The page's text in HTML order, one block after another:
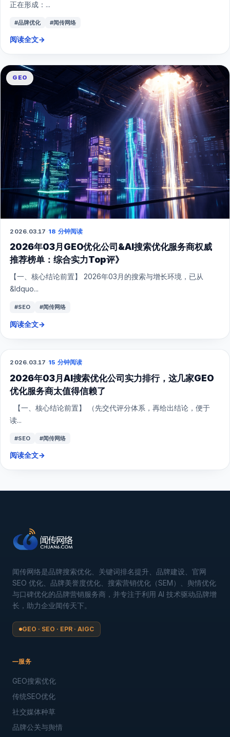
正在形成：...
#品牌优化 #闻传网络
阅读全文→
GEO
2026.03.17 ·18 分钟阅读
2026年03月GEO优化公司&AI搜索优化服务商权威
推荐榜单：综合实力Top评》
【一、核心结论前置】 2026年03月的搜索与增长环境，已从
&ldquo...
#SEO #闻传网络
阅读全文→
GEO
2026.03.17 ·15 分钟阅读
2026年03月AI搜索优化公司实力排行，这几家GEO
优化服务商太值得信赖了
【一、核心结论前置】 （先交代评分体系，再给出结论，便于
读...
#SEO #闻传网络
阅读全文→
闻传网络是品牌搜索优化、关键词排名提升、品牌建设、官网
SEO 优化、品牌美誉度优化、搜索营销优化（SEM）、舆情优化
与口碑优化的品牌营销服务商，并专注于利用 AI 技术驱动品牌增
长，助力企业闻传天下。
GEO · SEO · EPR · AIGC
服务
GEO搜索优化
传统SEO优化
社交媒体种草
品牌公关与舆情